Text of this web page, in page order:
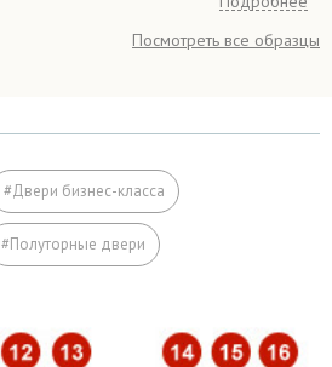
Посмотреть все образцы
#Двери бизнес-класса
#Полуторные двери